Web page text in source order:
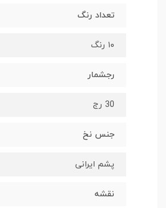
تعداد رنگ
۱۰ رنگ
رجشمار
30 رج
جنس نخ
پشم ایرانی
نقشه